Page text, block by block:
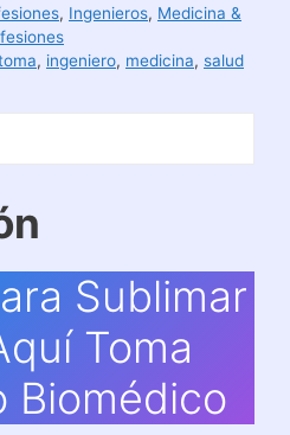
, Ingenieros, Medicina &
, ingeniero, medicina, salud
Sublimar
Toma
Biomédico